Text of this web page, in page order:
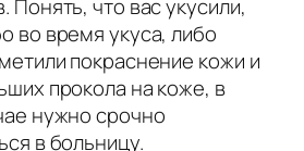
Понять, что вас укусили,
во время укуса, либо
покраснение кожи и
прокола на коже, в
нужно срочно
в больницу.